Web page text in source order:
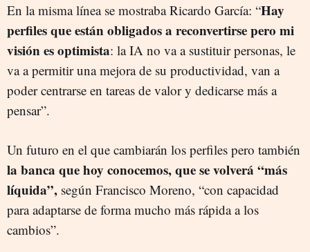
En la misma línea se mostraba Ricardo García: “Hay
perfiles que están obligados a reconvertirse pero mi
visión es optimista: la IA no va a sustituir personas, le
va a permitir una mejora de su productividad, van a
poder centrarse en tareas de valor y dedicarse más a
pensar”.
Un futuro en el que cambiarán los perfiles pero también
la banca que hoy conocemos, que se volverá “más
líquida”, según Francisco Moreno, “con capacidad
para adaptarse de forma mucho más rápida a los
cambios”.